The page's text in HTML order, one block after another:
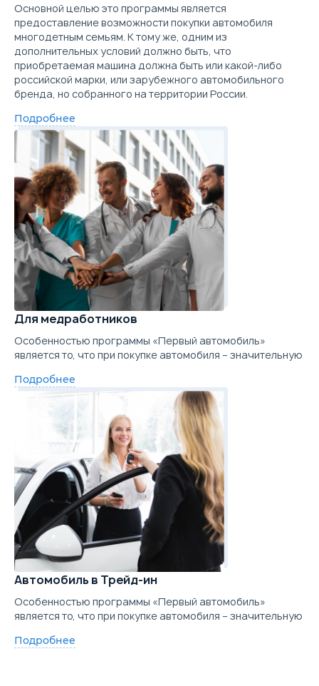
Основной целью это программы является
предоставление возможности покупки автомобиля
многодетным семьям. К тому же, одним из
дополнительных условий должно быть, что
приобретаемая машина должна быть или какой-либо
российской марки, или зарубежного автомобильного
бренда, но собранного на территории России.
Подробнее
Для медработников
Особенностью программы «Первый автомобиль»
является то, что при покупке автомобиля – значительную
Подробнее
Автомобиль в Трейд-ин
Особенностью программы «Первый автомобиль»
является то, что при покупке автомобиля – значительную
Подробнее